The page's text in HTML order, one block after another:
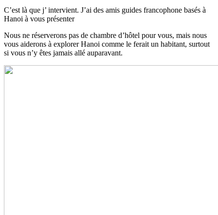
C’est là que j’ intervient. J’ai des amis guides francophone basés à
Hanoi à vous présenter
Nous ne réserverons pas de chambre d’hôtel pour vous, mais nous
vous aiderons à explorer Hanoi comme le ferait un habitant, surtout
si vous n’y êtes jamais allé auparavant.